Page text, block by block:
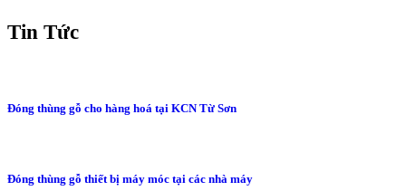
Tin Tức
Đóng thùng gỗ cho hàng hoá tại KCN Từ Sơn
Đóng thùng gỗ thiết bị máy móc tại các nhà máy